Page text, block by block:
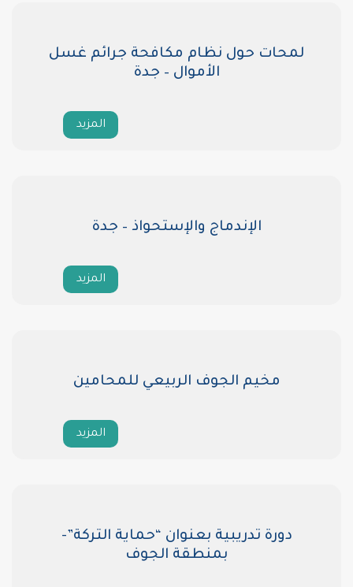
لمحات حول نظام مكافحة جرائم غسل
الأموال – جدة
الإندماج والإستحواذ – جدة
مخيم الجوف الربيعي للمحامين
دورة تدريبية بعنوان “حماية التركة”-
بمنطقة الجوف